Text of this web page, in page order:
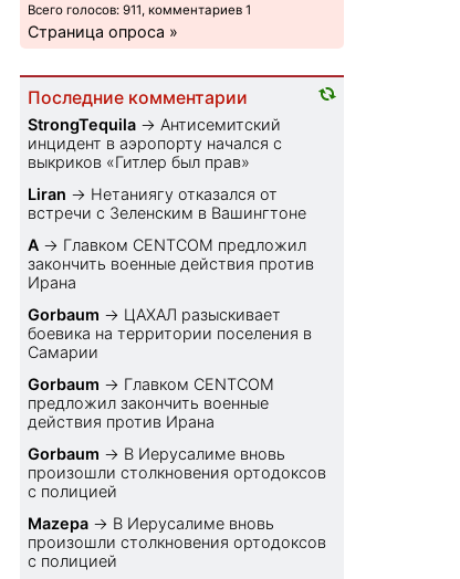
Всего голосов: 911, комментариев 1
Страница опроса »
Последние комментарии
StrongTequila → Антисемитский
инцидент в аэропорту начался с
выкриков «Гитлер был прав»
Liran → Нетаниягу отказался от
встречи с Зеленским в Вашингтоне
A → Главком CENTCOM предложил
закончить военные действия против
Ирана
Gorbaum → ЦАХАЛ разыскивает
боевика на территории поселения в
Самарии
Gorbaum → Главком CENTCOM
предложил закончить военные
действия против Ирана
Gorbaum → В Иерусалиме вновь
произошли столкновения ортодоксов
с полицией
Mazepa → В Иерусалиме вновь
произошли столкновения ортодоксов
с полицией